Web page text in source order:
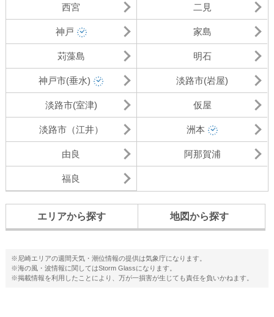
西宮 二見
神戸 家島
苅藻島 明石
神戸市(垂水) 淡路市(岩屋)
淡路市(室津) 仮屋
淡路市（江井） 洲本
由良 阿那賀浦
福良
エリアから探す 地図から探す
※尼崎エリアの週間天気・潮位情報の提供は気象庁になります。
※海の風・波情報に関してはStorm Glassになります。
※掲載情報を利用したことにより、万が一損害が生じても責任を負いかねます。